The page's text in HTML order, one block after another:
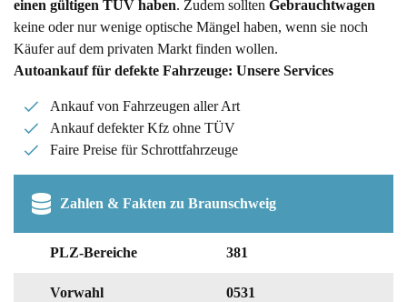
einen gültigen TÜV haben. Zudem sollten Gebrauchtwagen
keine oder nur wenige optische Mängel haben, wenn sie noch
Käufer auf dem privaten Markt finden wollen.
Autoankauf für defekte Fahrzeuge: Unsere Services
Ankauf von Fahrzeugen aller Art
Ankauf defekter Kfz ohne TÜV
Faire Preise für Schrottfahrzeuge
Zahlen & Fakten zu Braunschweig
PLZ-Bereiche 381
Vorwahl 0531